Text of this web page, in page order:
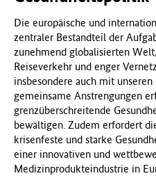
Die europäische und
zentraler Bestandteil der
zunehmend globalisierten
Reiseverkehr und enger
insbesondere auch mit
gemeinsame Anstrengungen
grenzüberschreitende
bewältigen. Zudem erfordert
krisenfeste und starke
einer innovativen und
Medizinprodukteindustrie in